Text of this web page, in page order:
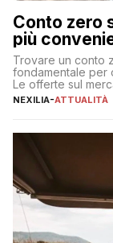
Conto zero
più
Trovare un conto
fondamentale per
Le offerte sul
individuare quella
sul […]
NEXILIA-ATTUALITÀ